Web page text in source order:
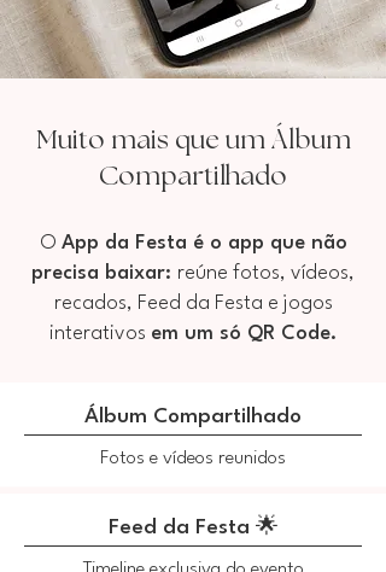
Muito mais que um Álbum
Compartilhado
O App da Festa é o app que não
precisa baixar: reúne fotos, vídeos,
recados, Feed da Festa e jogos
interativos em um só QR Code.
​Álbum Compartilhado
Fotos e vídeos reunidos
Feed da Festa 🌟